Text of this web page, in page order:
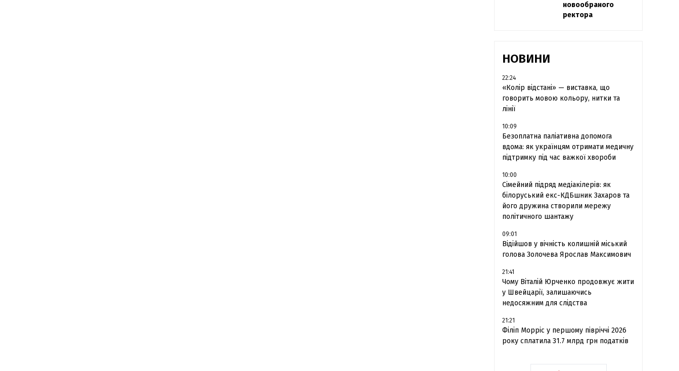
під Бахмутом Воїна
з Буковини
весілля
новообраного
ректора
НОВИНИ
22:24
«Колір відстані» — виставка, що
говорить мовою кольору, нитки та
лінії
10:09
Безоплатна паліативна допомога
вдома: як українцям отримати медичну
підтримку під час важкої хвороби
10:00
Сімейний підряд медіакілерів: як
білоруський екс-КДБшник Захаров та
його дружина створили мережу
політичного шантажу
09:01
Відійшов у вічність колишній міський
голова Золочева Ярослав Максимович
21:41
Чому Віталій Юрченко продовжує жити
у Швейцарії, залишаючись
недосяжним для слідства
21:21
Філіп Морріс у першому півріччі 2026
року сплатила 31.7 млрд грн податків